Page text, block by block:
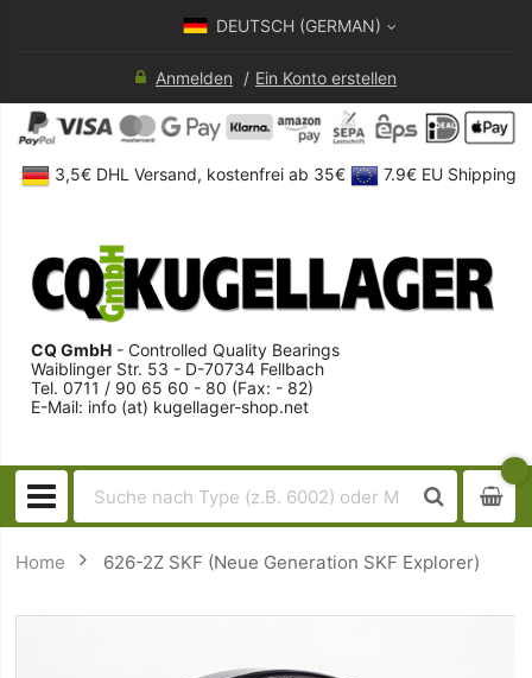
DEUTSCH (GERMAN)
Anmelden Ein Konto erstellen
3,5€ DHL Versand, kostenfrei ab 35€ 7.9€ EU Shipping
CQ GmbH - Controlled Quality Bearings
Waiblinger Str. 53 - D-70734 Fellbach
Tel. 0711 / 90 65 60 - 80 (Fax: - 82)
E-Mail: info (at) kugellager-shop.net
Home 626-2Z SKF (Neue Generation SKF Explorer)